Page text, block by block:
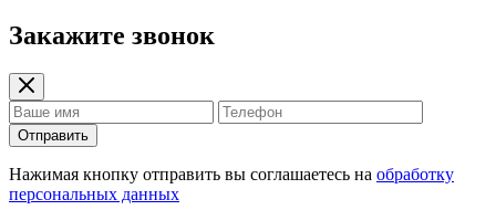
Закажите звонок
Отправить
Нажимая кнопку отправить вы соглашаетесь на обработку
персональных данных